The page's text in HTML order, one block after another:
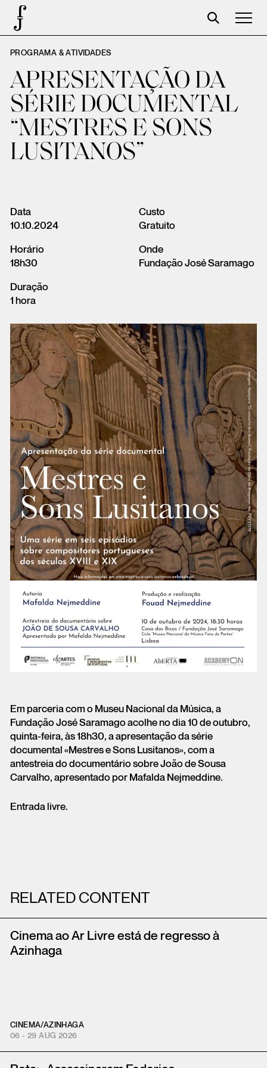
Foundation
Events
The foundation
Partners
Centenary
Cart
Login
PROGRAMA & ATIVIDADES
APRESENTAÇÃO DA
SÉRIE DOCUMENTAL
“MESTRES E SONS
LUSITANOS”
Data
10.10.2024
Horário
18h30
Duração
1 hora
Custo
Gratuito
Onde
Fundação José Saramago
Em parceria com o Museu Nacional da Música, a
Fundação José Saramago acolhe no dia 10 de outubro,
quinta-feira, às 18h30, a apresentação da série
documental «Mestres e Sons Lusitanos», com a
antestreia do documentário sobre João de Sousa
Carvalho, apresentado por Mafalda Nejmeddine.
Entrada livre.
RELATED CONTENT
Cinema ao Ar Livre está de regresso à
Azinhaga
CINEMA/AZINHAGA
06 - 29 AUG 2026